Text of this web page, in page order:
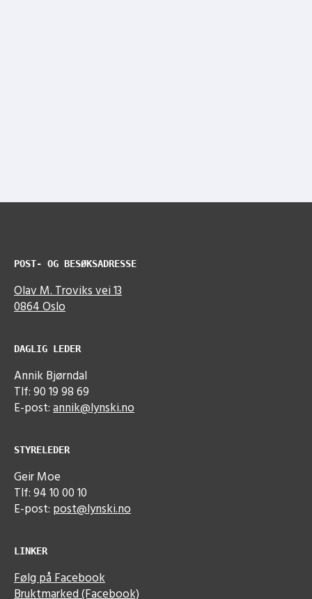
POST- OG BESØKSADRESSE
Olav M. Troviks vei 13
0864 Oslo
DAGLIG LEDER
Annik Bjørndal
Tlf: 90 19 98 69
E-post:annik@lynski.no
STYRELEDER
Geir Moe
Tlf: 94 10 00 10
E-post: post@lynski.no
LINKER
Følg på Facebook
Bruktmarked (Facebook)